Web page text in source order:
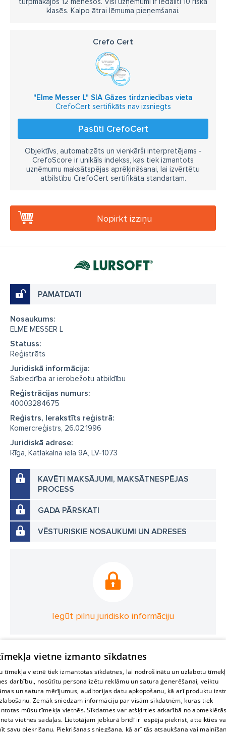
klasēs. Kalpo ātrai lēmuma pieņemšanai.
Crefo Cert
"Elme Messer L" SIA Gāzes tirdzniecības vieta
CrefoCert sertifikāts nav izsniegts
Pasūti CrefoCert
Objektīvs, automatizēts un vienkārši interpretējams -
CrefoScore ir unikāls indekss, kas tiek izmantots
uzņēmumu maksātspējas aprēķināšanai, lai izvērtētu
atbilstību CrefoCert sertifikāta standartam.
Nopirkt izziņu
PAMATDATI
Nosaukums:
ELME MESSER L
Statuss:
Reģistrēts
Juridiskā informācija:
Sabiedrība ar ierobežotu atbildību
Reģistrācijas numurs:
40003284675
Reģistrs, Ierakstīts reģistrā:
Komercreģistrs, 26.02.1996
Juridiskā adrese:
Rīga, Katlakalna iela 9A, LV-1073
KAVĒTI MAKSĀJUMI, MAKSĀTNESPĒJAS
PROCESS
GADA PĀRSKATI
VĒSTURISKIE NOSAUKUMI UN ADRESES
Iegūt pilnu juridisko informāciju
vietne izmanto sīkdatnes
tīmekļa vietnē tiek izmantotas sīkdatnes, lai nodrošinātu un uzlabotu
darbību., nosūtītu personalizētu reklāmu un satura ģenerēšanai, veiktu
un satura mērījumus, auditorijas datu apkopošanu, kā arī produktu
Zemāk sniedzam informāciju par visām sīkdatnēm, kuras tiek
mūsu tīmekļa vietnēs. Sīkdatnes var atšķirties atkarībā no
vietnes sadaļas. Lietotājam jebkurā brīdī ir iespēja piekrist, atteikties
savu piekrišanu. Piekrišanas sniegšana, kā arī tās atsaukšana vai